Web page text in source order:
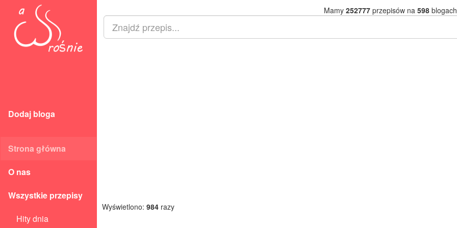
Dodaj bloga
Strona główna
O nas
Wszystkie przepisy
Hity dnia
Mamy 252777przepisów na 598
Wyświetlono: 984 razy